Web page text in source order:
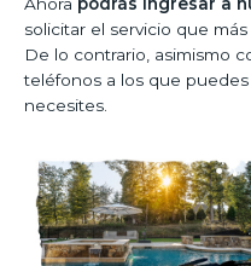
solicitar el servicio que
De lo contrario, asimismo
teléfonos a los que
necesites.